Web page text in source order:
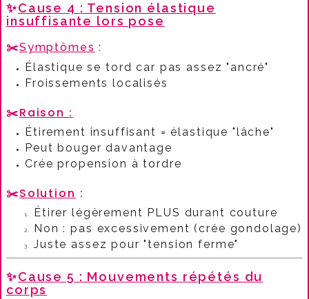
✨Cause 4 : Tension élastique
insuffisante lors pose
✂️Symptômes :​
Élastique se tord car pas assez "ancré"
Froissements localisés
✂️Raison :
Étirement insuffisant = élastique "lâche"
Peut bouger davantage
Crée propension à tordre
✂️Solution :​
Étirer légèrement PLUS durant couture
Non : pas excessivement (crée gondolage)
Juste assez pour "tension ferme"
✨Cause 5 : Mouvements répétés du
corps